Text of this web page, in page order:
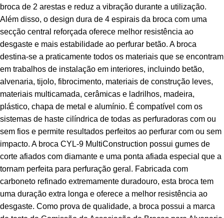
broca de 2 arestas e reduz a vibração durante a utilização.
Além disso, o design dura de 4 espirais da broca com uma
secção central reforçada oferece melhor resistência ao
desgaste e mais estabilidade ao perfurar betão. A broca
destina-se a praticamente todos os materiais que se encontram
em trabalhos de instalação em interiores, incluindo betão,
alvenaria, tijolo, fibrocimento, materiais de construção leves,
materiais multicamada, cerâmicas e ladrilhos, madeira,
plástico, chapa de metal e alumínio. É compatível com os
sistemas de haste cilíndrica de todas as perfuradoras com ou
sem fios e permite resultados perfeitos ao perfurar com ou sem
impacto. A broca CYL-9 MultiConstruction possui gumes de
corte afiados com diamante e uma ponta afiada especial que a
tornam perfeita para perfuração geral. Fabricada com
carboneto refinado extremamente duradouro, esta broca tem
uma duração extra longa e oferece a melhor resistência ao
desgaste. Como prova de qualidade, a broca possui a marca